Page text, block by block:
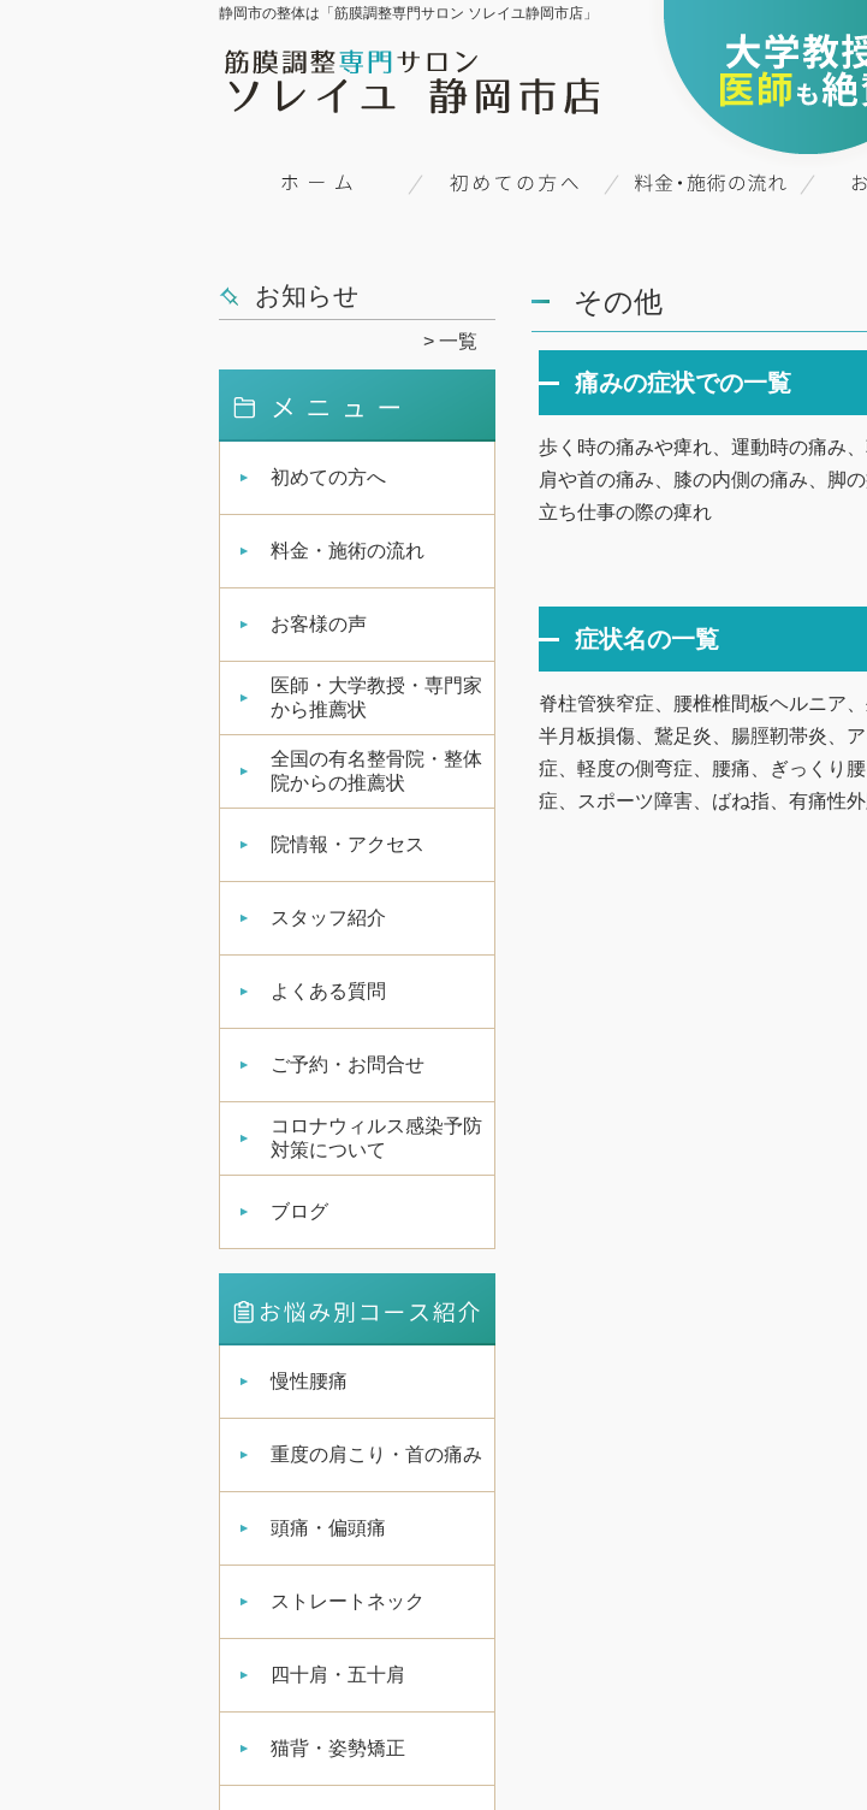
静岡市の整体は「筋膜調整専門サロン ソレイユ静岡市店」
お知らせ
一覧
初めての方へ
料金・施術の流れ
お客様の声
医師・大学教授・専門家
から推薦状
全国の有名整骨院・整体
院からの推薦状
院情報・アクセス
スタッフ紹介
よくある質問
ご予約・お問合せ
コロナウィルス感染予防
対策について
ブログ
慢性腰痛
重度の肩こり・首の痛み
頭痛・偏頭痛
ストレートネック
四十肩・五十肩
猫背・姿勢矯正
その他
痛みの症状での一覧
歩く時の痛みや痺れ、運動時の痛み
肩や首の痛み、膝の内側の痛み、脚
立ち仕事の際の痺れ
症状名の一覧
脊柱管狭窄症、腰椎椎間板ヘルニア
半月板損傷、鵞足炎、腸脛靭帯炎、
症、軽度の側弯症、腰痛、ぎっくり
症、スポーツ障害、ばね指、有痛性